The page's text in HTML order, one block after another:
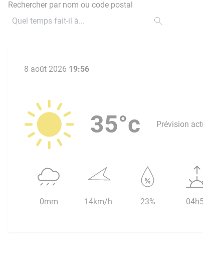
Rechercher par nom ou code postal
8 août 2026 19:56
35°c Prévision
0mm 14km/h 23%